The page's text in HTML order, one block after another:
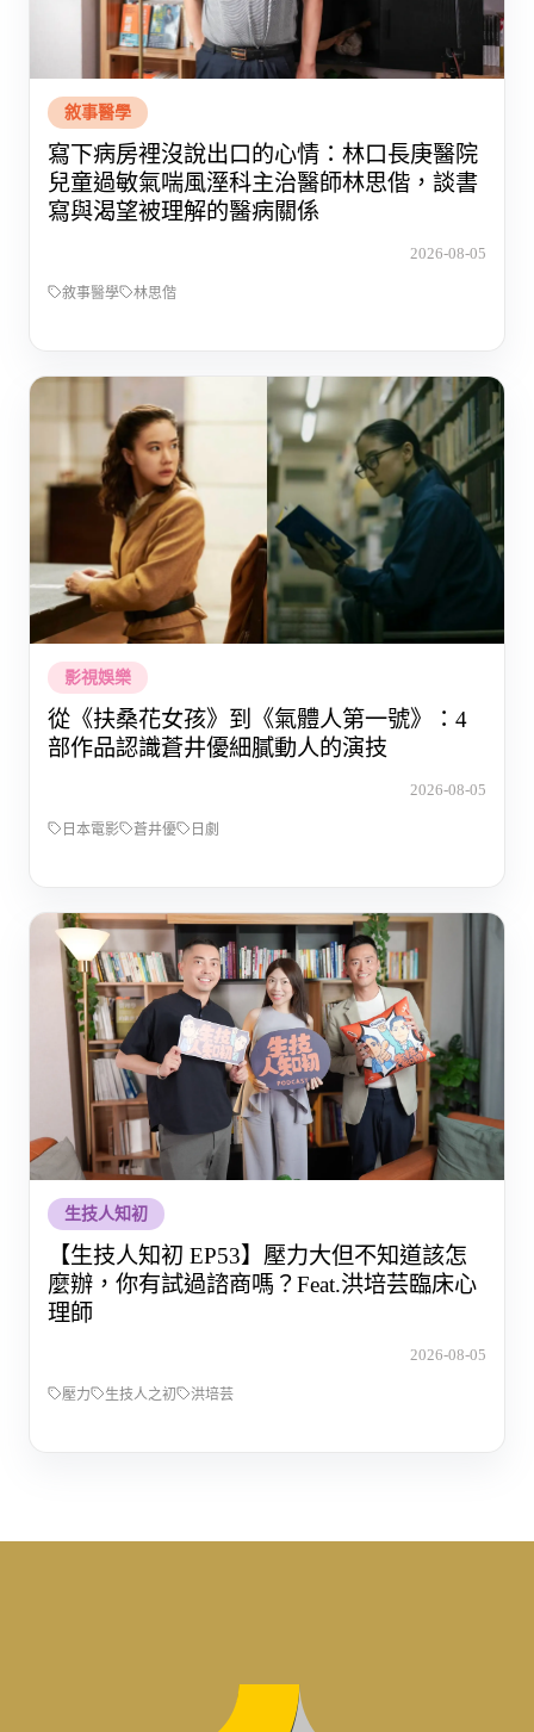
敘事醫學
寫下病房裡沒說出口的心情：林口長庚醫院
兒童過敏氣喘風溼科主治醫師林思偕，談書
寫與渴望被理解的醫病關係
2026-08-05
敘事醫學 林思偕
影視娛樂
從《扶桑花女孩》到《氣體人第一號》：4
部作品認識蒼井優細膩動人的演技
2026-08-05
日本電影 蒼井優 日劇
生技人知初
【生技人知初 EP53】壓力大但不知道該怎
麼辦，你有試過諮商嗎？Feat.洪培芸臨床心
理師
2026-08-05
壓力 生技人之初 洪培芸